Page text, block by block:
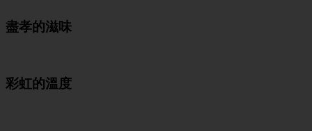
盡孝的滋味
彩虹的溫度